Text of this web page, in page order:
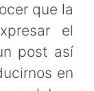
que la
el
post así
en